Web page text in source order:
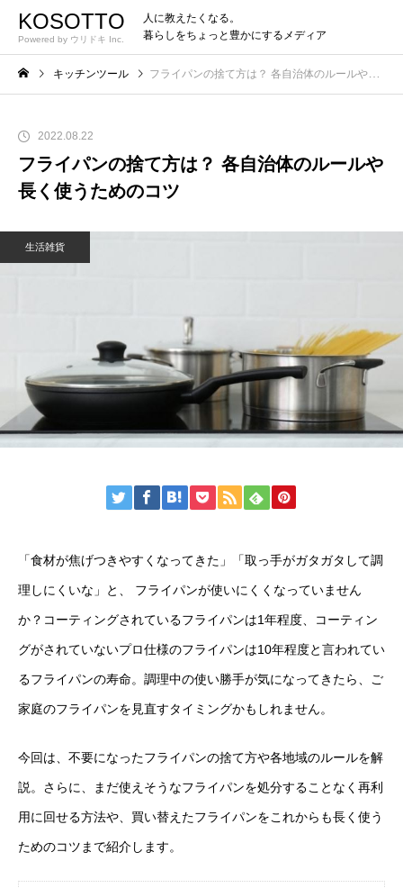
KOSOTTO
Powered by ウリドキ Inc.
人に教えたくなる。
暮らしをちょっと豊かにするメディア
キッチンツール フライパンの捨て方は？ 各自治体のルールや長く使うためのコツ
2022.08.22
フライパンの捨て方は？ 各自治体のルールや
長く使うためのコツ
生活雑貨
「食材が焦げつきやすくなってきた」「取っ手がガタガタして調
理しにくいな」と、 フライパンが使いにくくなっていません
か？コーティングされているフライパンは1年程度、コーティン
グがされていないプロ仕様のフライパンは10年程度と言われてい
るフライパンの寿命。調理中の使い勝手が気になってきたら、ご
家庭のフライパンを見直すタイミングかもしれません。
今回は、不要になったフライパンの捨て方や各地域のルールを解
説。さらに、まだ使えそうなフライパンを処分することなく再利
用に回せる方法や、買い替えたフライパンをこれからも長く使う
ためのコツまで紹介します。